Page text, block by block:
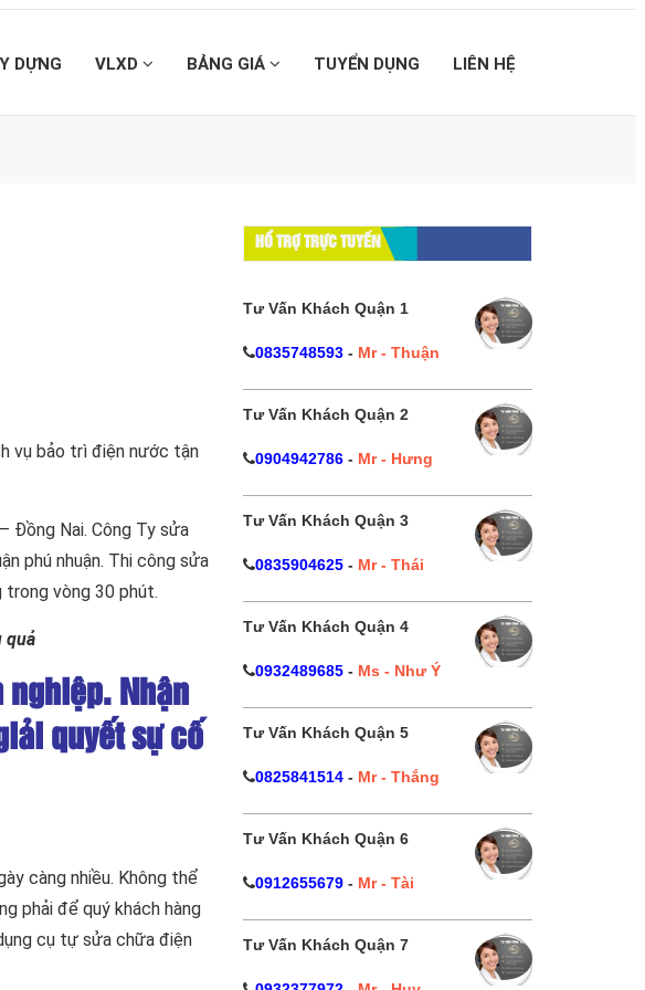
DỰNG VLXD BẢNG GIÁ TUYỂN DỤNG LIÊN HỆ
vụ bảo trì điện nước tận
Đồng Nai. Công Ty sửa
phú nhuận. Thi công sửa
vòng 30 phút.
quả
nghiệp. Nhận
quyết sự cố
càng nhiều. Không thể
phải để quý khách hàng
cụ tự sửa chữa điện
HỔ TRỢ TRỰC TUYẾN
Tư Vấn Khách Quận 1
0835748593- Mr - Thuận
Tư Vấn Khách Quận 2
0904942786- Mr - Hưng
Tư Vấn Khách Quận 3
0835904625- Mr - Thái
Tư Vấn Khách Quận 4
0932489685- Ms - Như Ý
Tư Vấn Khách Quận 5
0825841514- Mr - Thắng
Tư Vấn Khách Quận 6
0912655679- Mr - Tài
Tư Vấn Khách Quận 7